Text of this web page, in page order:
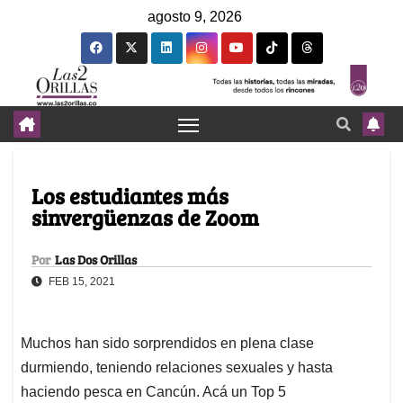
agosto 9, 2026
Los estudiantes más
sinvergüenzas de Zoom
Por Las Dos Orillas
FEB 15, 2021
Muchos han sido sorprendidos en plena clase
durmiendo, teniendo relaciones sexuales y hasta
haciendo pesca en Cancún. Acá un Top 5